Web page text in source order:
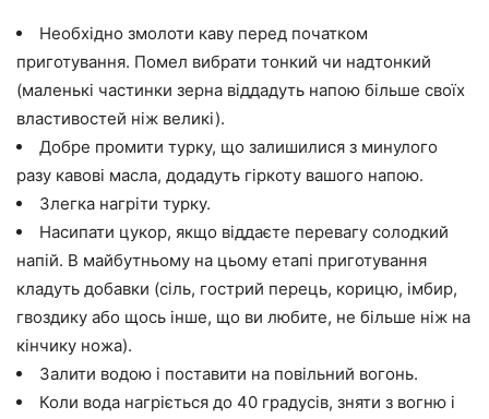
Необхідно змолоти каву перед початком
приготування. Помел вибрати тонкий чи надтонкий
(маленькі частинки зерна віддадуть напою більше своїх
властивостей ніж великі).
Добре промити турку, що залишилися з минулого
разу кавові масла, додадуть гіркоту вашого напою.
Злегка нагріти турку.
Насипати цукор, якщо віддаєте перевагу солодкий
напій. В майбутньому на цьому етапі приготування
кладуть добавки (сіль, гострий перець, корицю, імбир,
гвоздику або щось інше, що ви любите, не більше ніж на
кінчику ножа).
Залити водою і поставити на повільний вогонь.
Коли вода нагріється до 40 градусів, зняти з вогню і